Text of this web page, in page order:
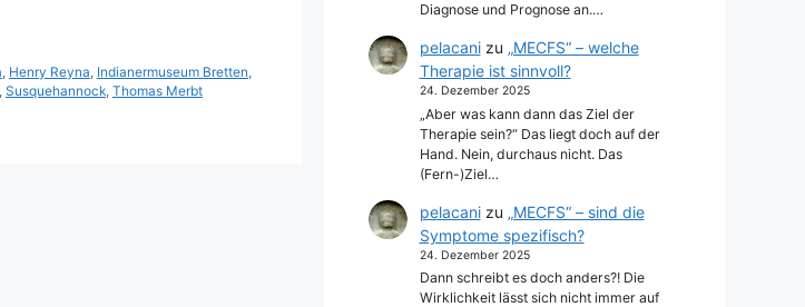
, Henry Reyna, Indianermuseum Bretten,
, Susquehannock, Thomas Merbt
Diagnose und Prognose an.…
pelacanizu „MECFS“ – welche
Therapie ist sinnvoll?
24. Dezember 2025
„Aber was kann dann das Ziel der
Therapie sein?“ Das liegt doch auf der
Hand. Nein, durchaus nicht. Das
(Fern-)Ziel…
pelacanizu „MECFS“ – sind die
Symptome spezifisch?
24. Dezember 2025
Dann schreibt es doch anders?! Die
Wirklichkeit lässt sich nicht immer auf